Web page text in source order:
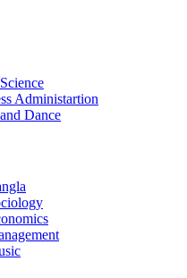
Administartion
Dance